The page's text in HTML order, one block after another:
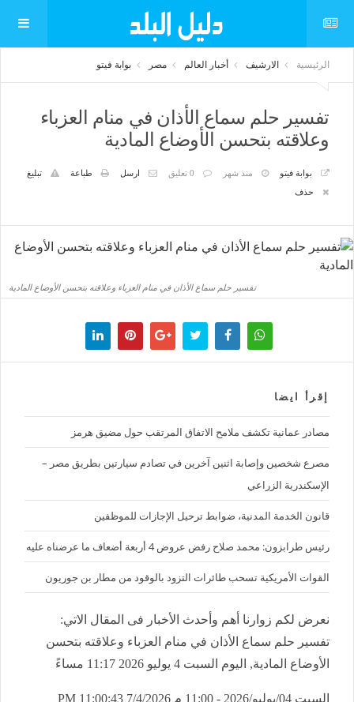
الرئيسية الارشيف أخبار العالم مصر بوابة فيتو
تفسير حلم سماع الأذان في منام العزباء
وعلاقته بتحسن الأوضاع المادية
بوابة فيتو منذ شهر 0 تعليق ارسل طباعة
تبليغ
حذف
تفسير حلم سماع الأذان في منام العزباء وعلاقته بتحسن الأوضاع المادية
إقرأ ايضا
مصادر عمانية تكشف ملامح الاتفاق المرتقب حول مضيق هرمز
مصرع شخصين وإصابة اثنين آخرين في تصادم سيارتين بطريق مصر –
الإسكندرية الزراعي
قانون الخدمة المدنية، ضوابط ترحيل الإجازات للموظفين
رئيس طرابزون: محمد صلاح رفض عروض 4 أربعة أضعاف ما عرضناه عليه
القوات الأمريكية تسحب طائرات التزود بالوقود من مطار بن جوريون
نعرض لكم زوارنا أهم وأحدث الأخبار فى المقال الاتي:
تفسير حلم سماع الأذان في منام العزباء وعلاقته بتحسن
الأوضاع المادية, اليوم السبت 4 يوليو 2026 11:17 مساءً
السبت 04/يوليو/2026 - 11:00 م 7/4/2026 11:00:43 PM